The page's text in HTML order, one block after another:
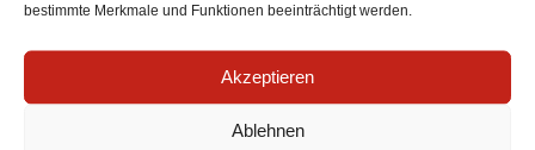
bestimmte Merkmale und Funktionen beeinträchtigt werden.
Akzeptieren
Ablehnen